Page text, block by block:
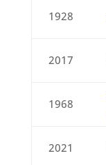
1928
2017
1968
2021